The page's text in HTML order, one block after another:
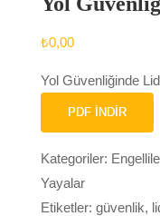
₺0,00
Yol Güvenliğinde
PDF İNDIR
Kategoriler:
Yayalar
Etiketler: güvenlik,